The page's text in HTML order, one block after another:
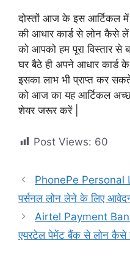
दोस्तों आज के इस आर्टिकल में
की आधार कार्ड से लोन कैसे लें
को आपको हम पूरा विस्तार
घर बैठे ही अपने आधार
इसका लाभ भी प्राप्त कर
को आज का यह आर्टिकल
शेयर जरूर करें |
Post Views: 60
PhonePe Personal
पर्सनल लोन लेने के लिए
Airtel Payment
एयरटेल पेमेंट बैंक से लोन कैसे